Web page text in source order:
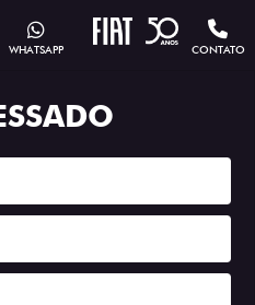
CONTATO
WHATSAPP